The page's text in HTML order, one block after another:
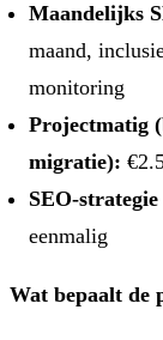
Maandelijks
maand,
monitoring
Projectmatig
migratie):
SEO-
eenmalig
Wat bepaalt de